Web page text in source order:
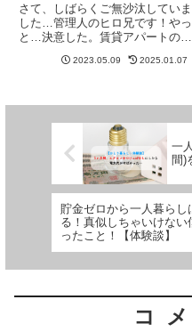
さて、しばらくご無沙汰していま
した…管理人のヒロ兄です！やっ
と…決意した。賃貸アパートの床
にしたい でも床の色自体が違
ばし先延ばしにしていました。...
2023.05.09 2025.01.07
一
間)
貯金ゼロから一人暮らし
る！真似しちゃいけない
ったこと！【体験談】
コ